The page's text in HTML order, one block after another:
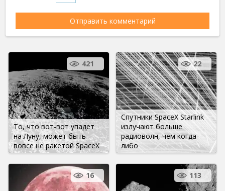
То, что вот-вот упадет
на Луну, может быть
вовсе не ракетой SpaceX
421
Спутники SpaceX Starlink
излучают больше
радиоволн, чем когда-
либо
22
16 113